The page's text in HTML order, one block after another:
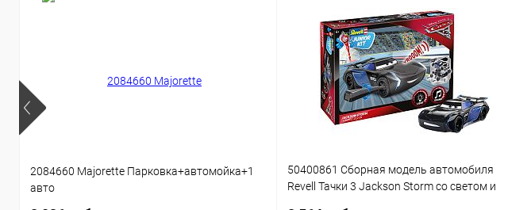
2084660 Majorette Парковка+автомойка+1
авто
50400861 Сборная модель автомобиля
Revell Тачки 3 Jackson Storm со светом и